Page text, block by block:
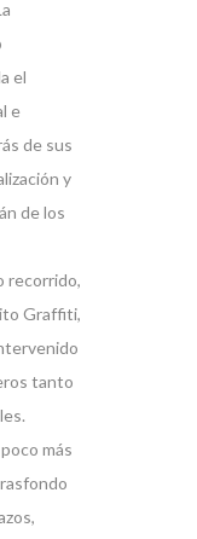
el
e
de sus
y
de los
recorrido,
Graffiti,
tanto
más